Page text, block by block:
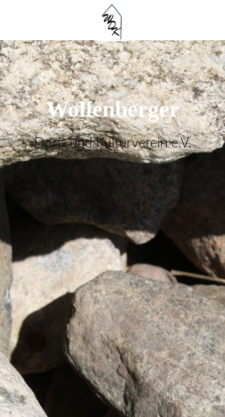
Wollenberger
Dorf- und Kulturverein e.V.